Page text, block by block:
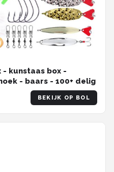
kunstaas box -
- baars - 100+ delig
BEKIJK OP BOL